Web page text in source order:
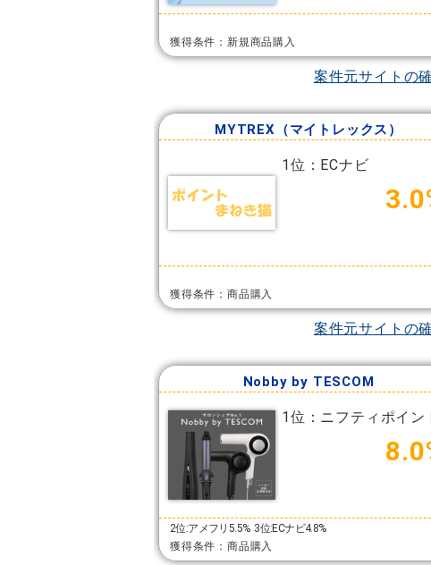
獲得条件：新規商品購入
案件元サイトの
MYTREX（マイトレックス）
1位：ECナビ
獲得条件：商品購入
案件元サイトの
Nobby by TESCOM
1位：ニフティポイン
2位:アメフリ5.5% 3位:ECナビ4.8%
獲得条件：商品購入